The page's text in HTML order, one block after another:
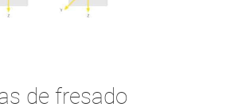
de fresado